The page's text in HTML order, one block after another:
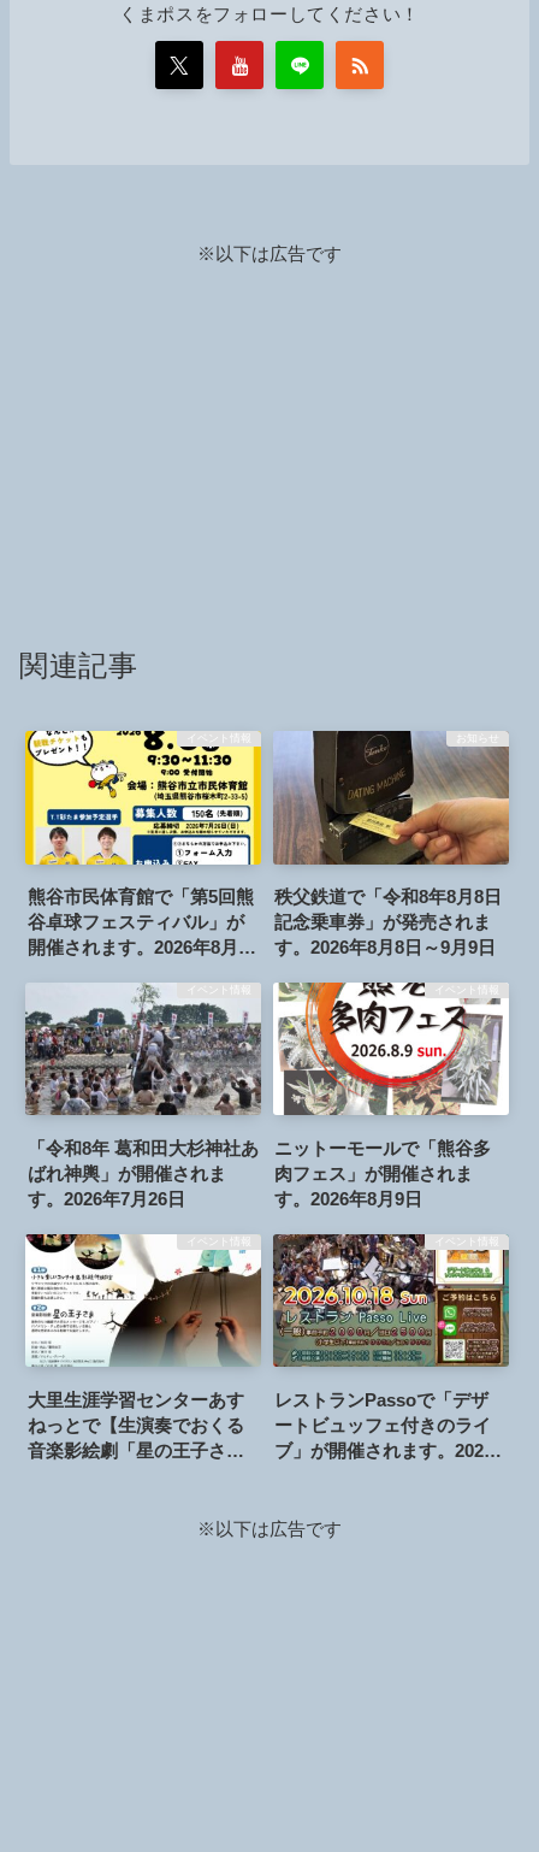
くまポスをフォローしてください！
※以下は広告です
関連記事
イベント情報
熊谷市民体育館で「第5回熊
谷卓球フェスティバル」が
開催されます。2026年8月6
お知らせ
秩父鉄道で「令和8年8月8日
記念乗車券」が発売されま
す。2026年8月8日～9月9日
イベント情報
「令和8年 葛和田大杉神社あ
ばれ神輿」が開催されま
す。2026年7月26日
イベント情報
ニットーモールで「熊谷多
肉フェス」が開催されま
す。2026年8月9日
イベント情報
大里生涯学習センターあす
ねっとで【生演奏でおくる
音楽影絵劇「星の王子さ
イベント情報
レストランPassoで「デザ
ートビュッフェ付きのライ
ブ」が開催されます。2026
※以下は広告です